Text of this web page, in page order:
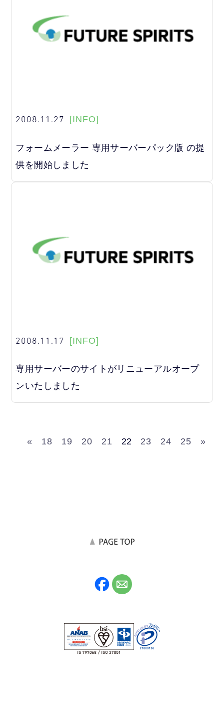
2008.11.27 [INFO]
フォームメーラー 専用サーバーパック版 の提
供を開始しました
2008.11.17 [INFO]
専用サーバーのサイトがリニューアルオープ
ンいたしました
« 18 19 20 21 22 23 24 25 »